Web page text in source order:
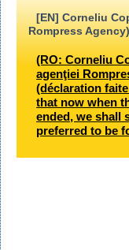
[EN] Corneliu
Rompress
(RO: Corneliu
agenţiei
(déclaration
that now when
ended, we shall
preferred to be